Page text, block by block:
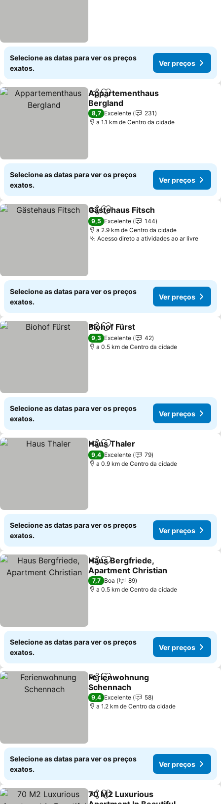
Selecione as datas para ver os preços
exatos.
Ver preços
PartilharAdicionar aos favoritos
Appartementhaus
Bergland
8,7 Excelente
231
a 1.1 km de Centro da cidade
Selecione as datas para ver os preços
exatos.
Ver preços
PartilharAdicionar aos favoritos
Gästehaus Fitsch
9,5 Excelente
144
a 2.9 km de Centro da cidade
Acesso direto a atividades ao ar livre
Selecione as datas para ver os preços
exatos.
Ver preços
PartilharAdicionar aos favoritos
Biohof Fürst
9,3 Excelente
42
a 0.5 km de Centro da cidade
Selecione as datas para ver os preços
exatos.
Ver preços
PartilharAdicionar aos favoritos
Haus Thaler
9,4 Excelente
79
a 0.9 km de Centro da cidade
Selecione as datas para ver os preços
exatos.
Ver preços
PartilharAdicionar aos favoritos
Haus Bergfriede,
Apartment Christian
7,7 Boa
89
a 0.5 km de Centro da cidade
Selecione as datas para ver os preços
exatos.
Ver preços
PartilharAdicionar aos favoritos
Ferienwohnung
Schennach
9,4 Excelente
58
a 1.2 km de Centro da cidade
Selecione as datas para ver os preços
exatos.
Ver preços
PartilharAdicionar aos favoritos
70 M2 Luxurious